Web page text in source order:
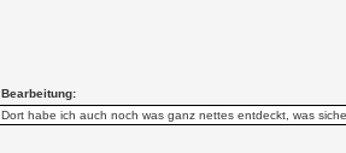
Bearbeitung:
Dort habe ich auch noch was ganz nettes entdeckt, was